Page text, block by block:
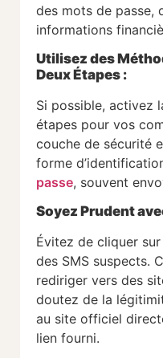
des mots de passe,
informations
Utilisez des
Deux Étapes :
Si possible, activez
étapes pour vos
couche de sécurité
forme
passe, souvent
Soyez Prudent
Évitez de cliquer
des SMS suspects.
rediriger vers des
doutez de la
au site officiel
lien fourni.